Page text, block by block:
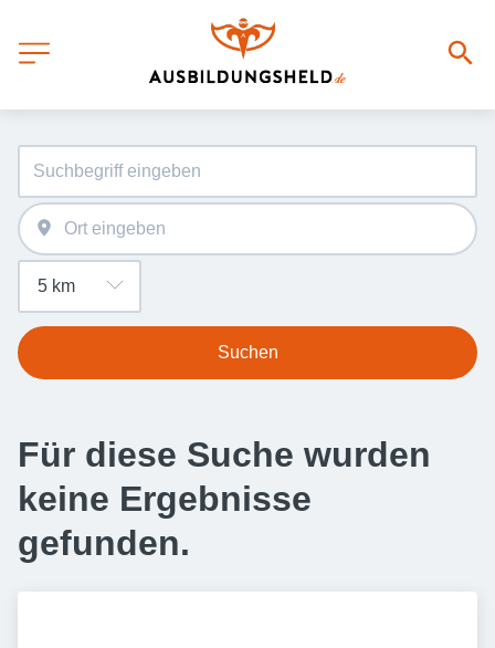
Suchen
Für diese Suche wurden
keine Ergebnisse
gefunden.